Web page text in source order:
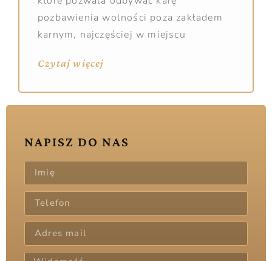
pozbawienia wolności poza zakładem
karnym, najczęściej w miejscu
Czytaj więcej
NAPISZ DO NAS